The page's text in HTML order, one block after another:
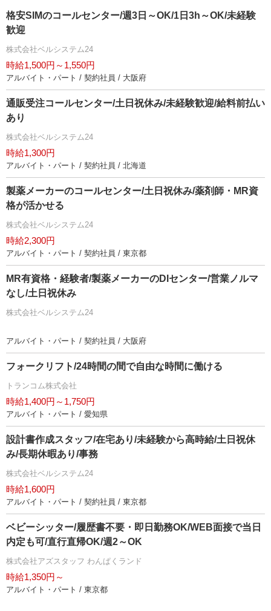
格安SIMのコールセンター/週3日～OK/1日3h～OK/未経験
歓迎
株式会社ベルシステム24
時給1,500円～1,550円
アルバイト・パート / 契約社員 / 大阪府
通販受注コールセンター/土日祝休み/未経験歓迎/給料前払い
あり
株式会社ベルシステム24
時給1,300円
アルバイト・パート / 契約社員 / 北海道
製薬メーカーのコールセンター/土日祝休み/薬剤師・MR資
格が活かせる
株式会社ベルシステム24
時給2,300円
アルバイト・パート / 契約社員 / 東京都
MR有資格・経験者/製薬メーカーのDIセンター/営業ノルマ
なし/土日祝休み
株式会社ベルシステム24
アルバイト・パート / 契約社員 / 大阪府
フォークリフト/24時間の間で自由な時間に働ける
トランコム株式会社
時給1,400円～1,750円
アルバイト・パート / 愛知県
設計書作成スタッフ/在宅あり/未経験から高時給/土日祝休
み/長期休暇あり/事務
株式会社ベルシステム24
時給1,600円
アルバイト・パート / 契約社員 / 東京都
ベビーシッター/履歴書不要・即日勤務OK/WEB面接で当日
内定も可/直行直帰OK/週2～OK
株式会社アズスタッフ わんぱくランド
時給1,350円～
アルバイト・パート / 東京都